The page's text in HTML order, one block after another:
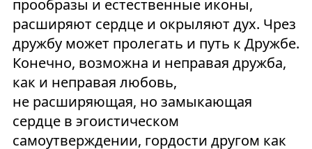
прообразы и естественные иконы,
расширяют сердце и окрыляют дух. Чрез
дружбу может пролегать и путь к Дружбе.
Конечно, возможна и неправая дружба,
как и неправая любовь,
не расширяющая, но замыкающая
сердце в эгоистическом
самоутверждении, гордости другом как